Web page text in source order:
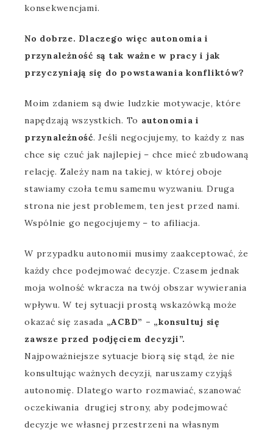
konsekwencjami.
No dobrze. Dlaczego więc autonomia i
przynależność są tak ważne w pracy i jak
przyczyniają się do powstawania konfliktów?
Moim zdaniem są dwie ludzkie motywacje, które
napędzają wszystkich. To autonomia i
przynależność. Jeśli negocjujemy, to każdy z nas
chce się czuć jak najlepiej – chce mieć zbudowaną
relację. Zależy nam na takiej, w której oboje
stawiamy czoła temu samemu wyzwaniu. Druga
strona nie jest problemem, ten jest przed nami.
Wspólnie go negocjujemy – to afiliacja.
W przypadku autonomii musimy zaakceptować, że
każdy chce podejmować decyzje. Czasem jednak
moja wolność wkracza na twój obszar wywierania
wpływu. W tej sytuacji prostą wskazówką może
okazać się zasada „ACBD” – „konsultuj się
zawsze przed podjęciem decyzji”.
Najpoważniejsze sytuacje biorą się stąd, że nie
konsultując ważnych decyzji, naruszamy czyjąś
autonomię. Dlatego warto rozmawiać, szanować
oczekiwania drugiej strony, aby podejmować
decyzje we własnej przestrzeni na własnym